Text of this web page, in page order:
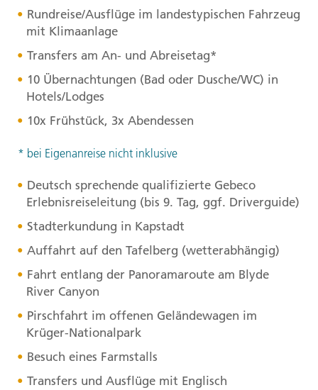
Rundreise/Ausflüge im landestypischen Fahrzeug
mit Klimaanlage
Transfers am An- und Abreisetag*
10 Übernachtungen (Bad oder Dusche/WC) in
Hotels/Lodges
10x Frühstück, 3x Abendessen
* bei Eigenanreise nicht inklusive
Deutsch sprechende qualifizierte Gebeco
Erlebnisreiseleitung (bis 9. Tag, ggf. Driverguide)
Stadterkundung in Kapstadt
Auffahrt auf den Tafelberg (wetterabhängig)
Fahrt entlang der Panoramaroute am Blyde
River Canyon
Pirschfahrt im offenen Geländewagen im
Krüger-Nationalpark
Besuch eines Farmstalls
Transfers und Ausflüge mit Englisch